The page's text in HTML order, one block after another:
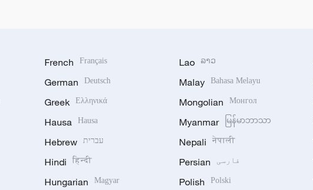
French Français
German Deutsch
Greek Ελληνικά
Hausa Hausa
Hebrew עברית
Hindi हिन्दी
Hungarian Magyar
Lao ລາວ
Malay Bahasa Melayu
Mongolian Монгол
Myanmar မြန်မာဘာသာ
Nepali नेपाली
Persian فارسی
Polish Polski